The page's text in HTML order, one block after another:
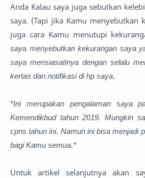
Anda Kalau saya juga sebutkan
saya. (Tapi jika Kamu menyebutkan
juga cara Kamu menutupi
saya menyebutkan kekurangan saya
saya mensiasatinya dengan selalu
kertas dan notifikasi di hp saya.
*Ini merupakan pengalaman saya
Kemendikbud tahun 2019. Mungkin
cpns tahun ini. Namun ini bisa menjadi
bagi Kamu semua.*
Untuk artikel selanjutnya akan